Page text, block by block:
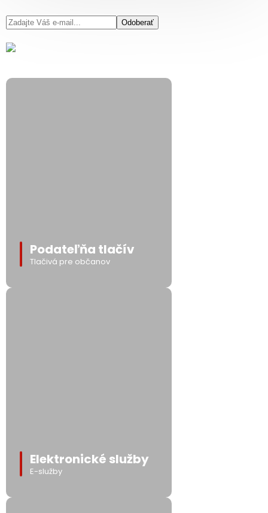
Odoberať
Podateľňa tlačív
Tlačivá pre občanov
Elektronické služby
E-služby